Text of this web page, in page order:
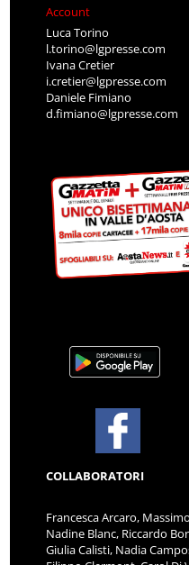
Account
Luca Torino
l.torino@lgpresse.com
Ivana Cretier
i.cretier@lgpresse.com
Daniele Fimiano
d.fimiano@lgpresse.com
COLLABORATORI
Francesca Arcaro,
Nadine Blanc, Riccardo
Giulia Calisti, Nadia